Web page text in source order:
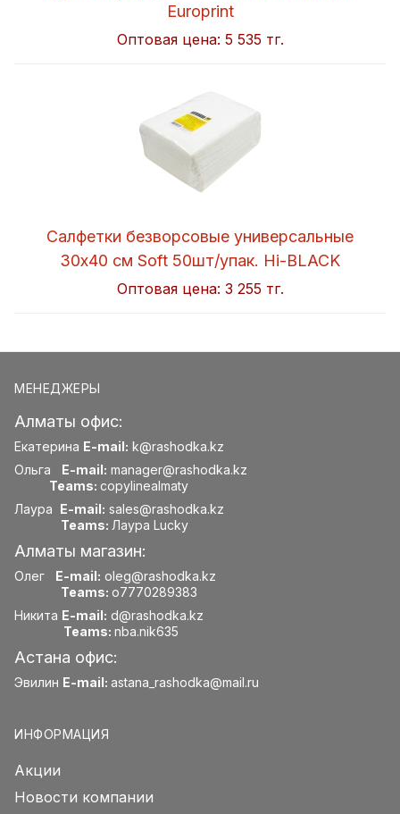
Europrint
Оптовая цена: 5 535 тг.
Салфетки безворсовые универсальные
30x40 см Soft 50шт/упак. Hi-BLACK
Оптовая цена: 3 255 тг.
МЕНЕДЖЕРЫ
Алматы офис:
Екатерина E-mail: k@rashodka.kz
Ольга E-mail: manager@rashodka.kz
Teams: copylinealmaty
Лаура E-mail: sales@rashodka.kz
Teams: Лаура Lucky
Алматы магазин:
Олег E-mail: oleg@rashodka.kz
Teams: o7770289383
Никита E-mail: d@rashodka.kz
Teams: nba.nik635
Астана офис:
Эвилин E-mail: astana_rashodka@mail.ru
ИНФОРМАЦИЯ
Акции
Новости компании